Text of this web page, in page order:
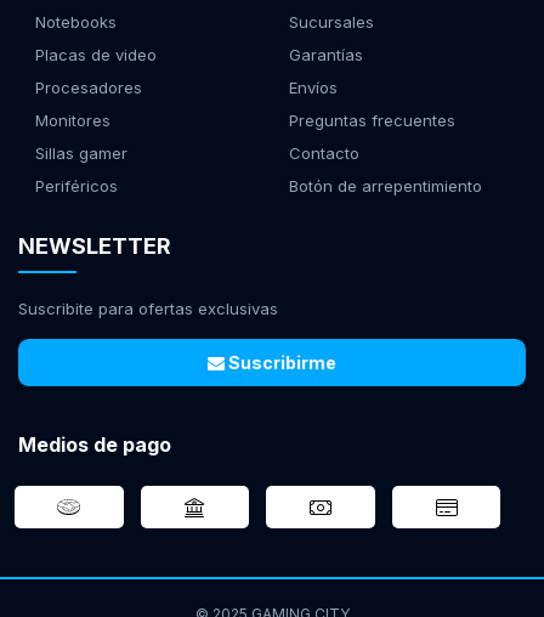
Notebooks
Placas de video
Procesadores
Monitores
Sillas gamer
Periféricos
Sucursales
Garantías
Envíos
Preguntas frecuentes
Contacto
Botón de arrepentimiento
NEWSLETTER
Suscribite para ofertas exclusivas
Suscribirme
Medios de pago